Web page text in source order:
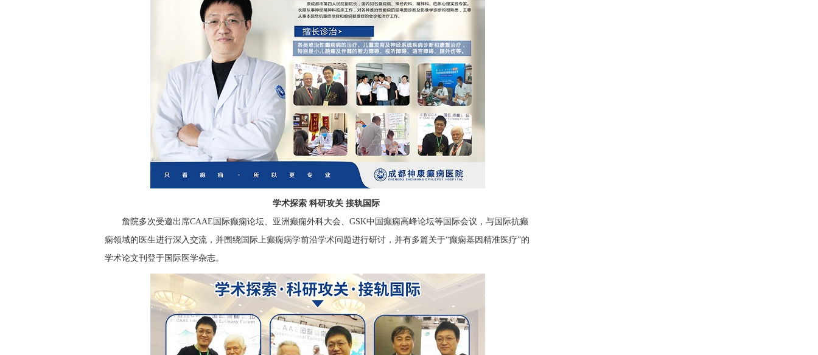
学术探索 科研攻关 接轨国际
詹院多次受邀出席CAAE国际癫痫论坛、亚洲癫痫外科大会、GSK中国癫痫高峰论坛等国际会议，与国际抗癫
痫领域的医生进行深入交流，并围绕国际上癫痫病学前沿学术问题进行研讨，并有多篇关于“癫痫基因精准医疗”的
学术论文刊登于国际医学杂志。